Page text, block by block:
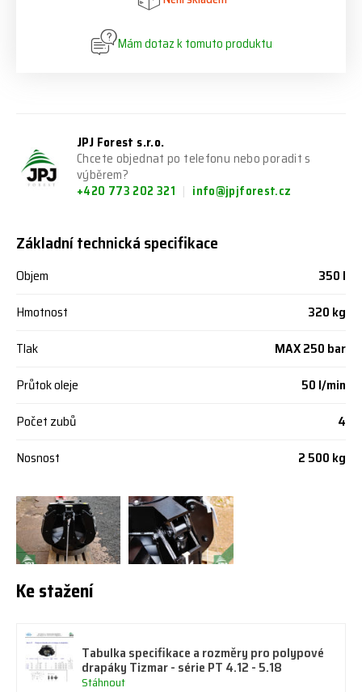
Mám dotaz k tomuto produktu
JPJ Forest s.r.o.
Chcete objednat po telefonu nebo poradit s
výběrem?
+420 773 202 321
info@jpjforest.cz
Základní technická specifikace
Objem
350 l
Hmotnost
320 kg
Tlak
MAX 250 bar
Průtok oleje
50 l/min
Počet zubů
4
Nosnost
2 500 kg
Ke stažení
Tabulka specifikace a rozměry pro polypové
drapáky Tizmar - série PT 4.12 - 5.18
Stáhnout